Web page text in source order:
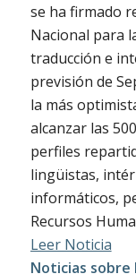
se ha firmado
Nacional para
traducción e
previsión de
la más
alcanzar las
perfiles
lingüistas,
informáticos,
Recursos
Leer Noticia
Noticias sobre